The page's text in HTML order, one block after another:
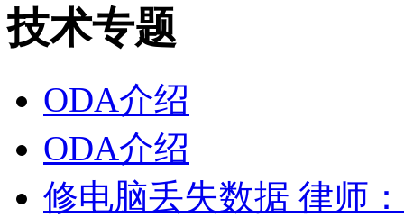
技术专题
ODA介绍
ODA介绍
修电脑丢失数据 律师